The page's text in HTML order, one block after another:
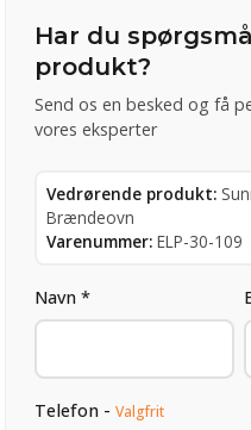
Har du
produkt?
Send os en besked og få
vores eksperter
Vedrørende produkt:
Brændeovn
Varenummer: ELP-30-109
Navn *
Telefon - Valgfrit